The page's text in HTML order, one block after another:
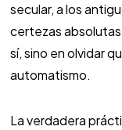
secular, a los
certezas
sí, sino en olvidar
automatismo.
La verdadera